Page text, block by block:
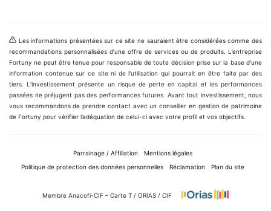
Les informations présentées sur ce site ne sauraient être considérées comme des
recommandations personnalisées d’une offre de services ou de produits. L’entreprise
Fortuny ne peut être tenue pour responsable de toute décision prise sur la base d'une
information contenue sur ce site ni de l'utilisation qui pourrait en être faite par des
tiers. L’investissement présente un risque de perte en capital et les performances
passées ne préjugent pas des performances futures. Avant tout investissement, nous
vous recommandons de prendre contact avec un conseiller en gestion de patrimoine
de Fortuny pour vérifier l’adéquation de celui-ci avec votre profil et vos objectifs.
Parrainage / Affiliation
Mentions légales
Politique de protection des données personnelles
Réclamation Plan du site
Membre Anacofi-CIF – Carte T / ORIAS / CIF